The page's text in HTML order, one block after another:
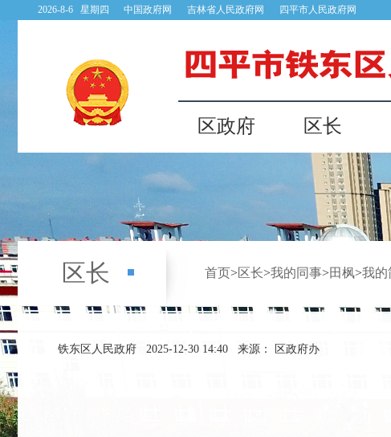
2026-8-6 星期四 中国政府网 吉林省人民政府网 四平市人民政府网
区政府 区长
区长 首页>区长>我的同事>田枫>我的
铁东区人民政府 2025-12-30 14:40 来源： 区政府办